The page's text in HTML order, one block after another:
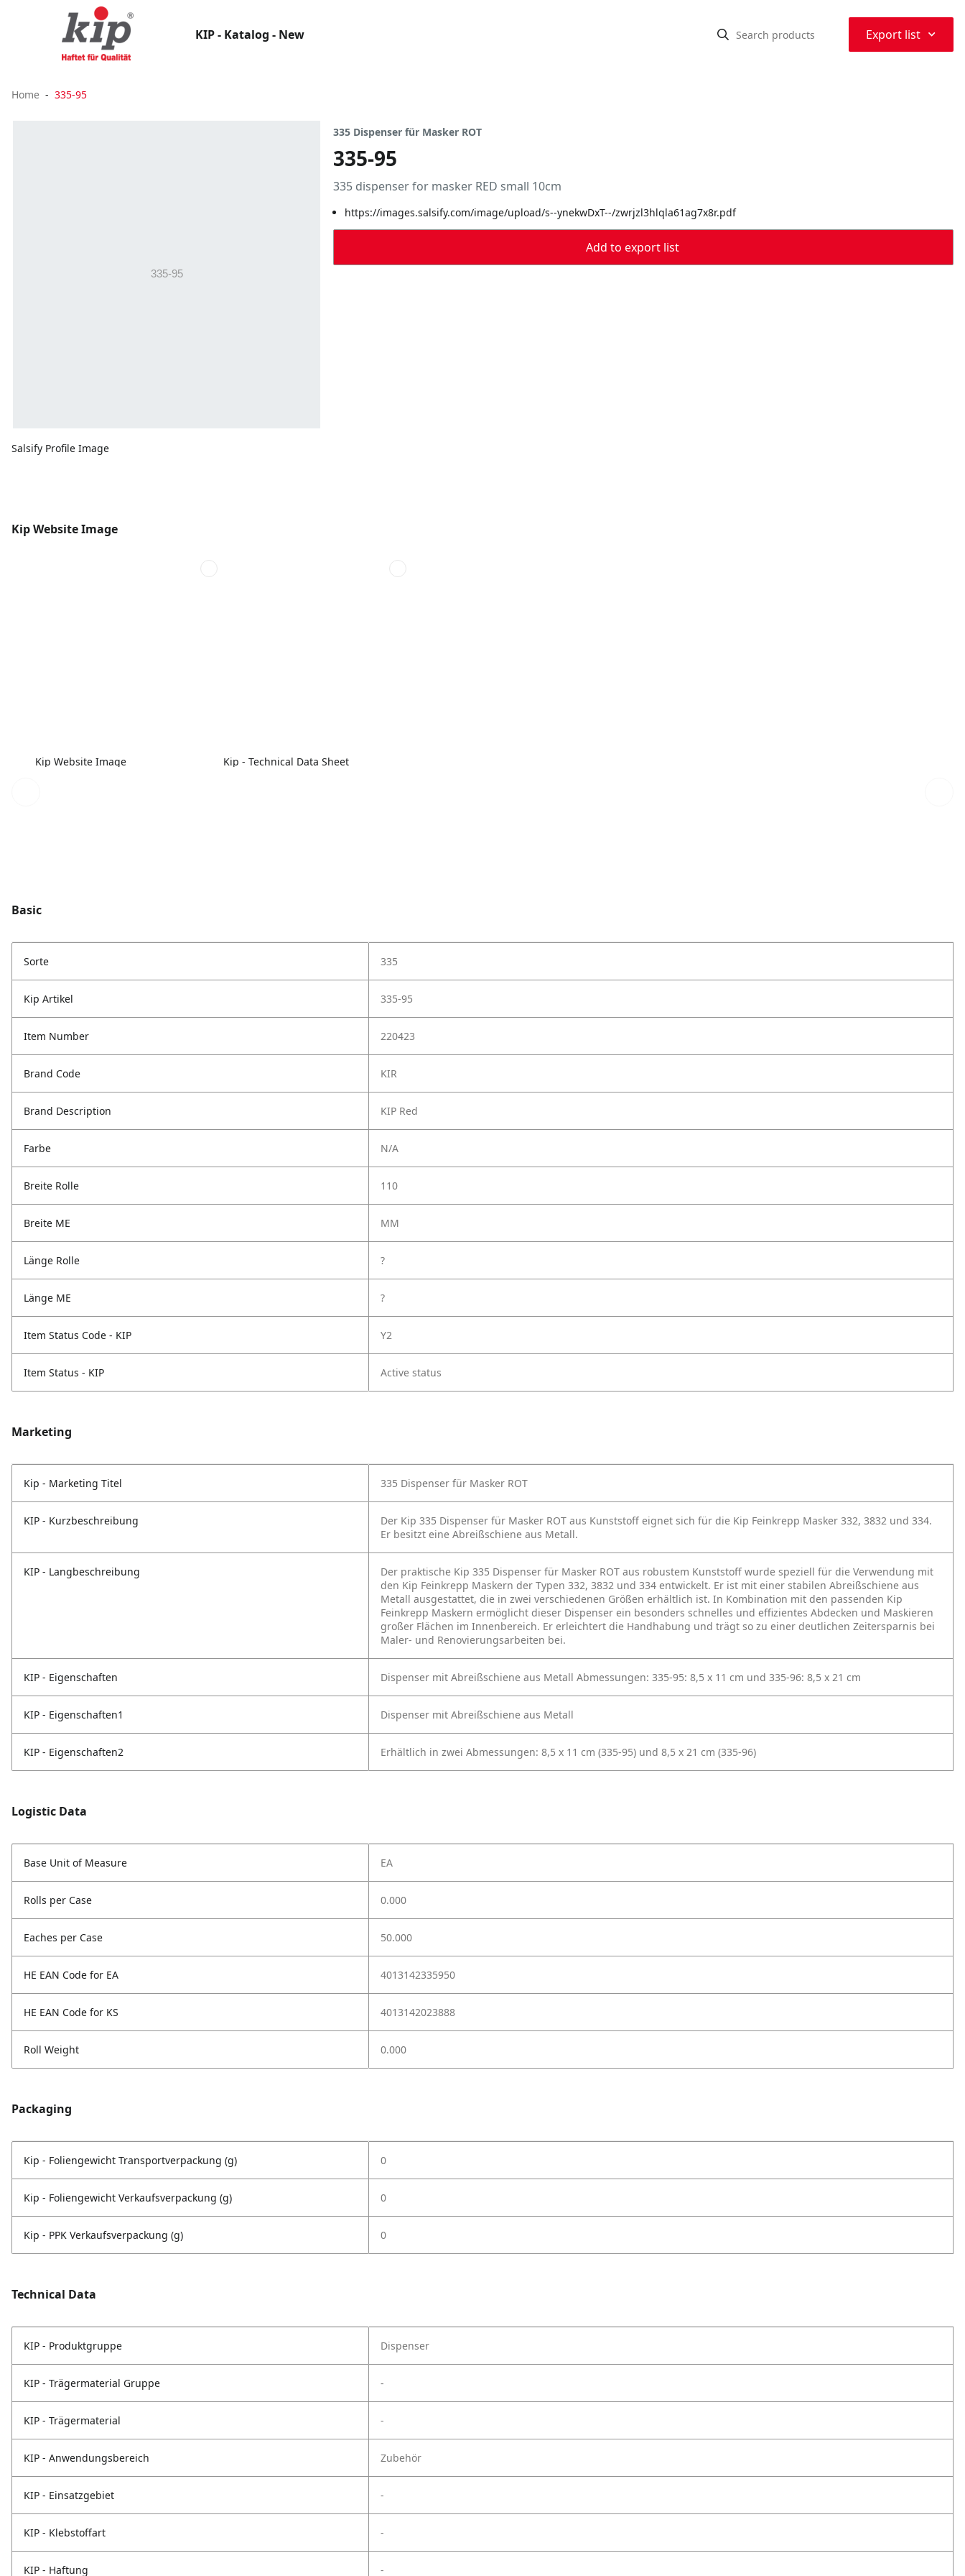
KIP - Katalog - New Export list ⌃
Home 335-95
Salsify Profile Image
335 Dispenser für Masker ROT
335-95
335 dispenser for masker RED small 10cm
https://images.salsify.com/image/upload/s--ynekwDxT--/zwrjzl3hlqla61ag7x8r.pdf
Add to export list
Kip Website Image
Kip Website Image Kip - Technical Data Sheet
Basic
Sorte 335
Kip Artikel 335-95
Item Number 220423
Brand Code KIR
Brand Description KIP Red
Farbe N/A
Breite Rolle 110
Breite ME MM
Länge Rolle ?
Länge ME ?
Item Status Code - KIP Y2
Item Status - KIP Active status
Marketing
Kip - Marketing Titel 335 Dispenser für Masker ROT
KIP - Kurzbeschreibung
Der Kip 335 Dispenser für Masker ROT aus Kunststoff eignet sich für die Kip Feinkrepp Masker 332, 3832 und 334.
Er besitzt eine Abreißschiene aus Metall.
KIP - Langbeschreibung
Der praktische Kip 335 Dispenser für Masker ROT aus robustem Kunststoff wurde speziell für die Verwendung mit
den Kip Feinkrepp Maskern der Typen 332, 3832 und 334 entwickelt. Er ist mit einer stabilen Abreißschiene aus
Metall ausgestattet, die in zwei verschiedenen Größen erhältlich ist. In Kombination mit den passenden Kip
Feinkrepp Maskern ermöglicht dieser Dispenser ein besonders schnelles und effizientes Abdecken und Maskieren
großer Flächen im Innenbereich. Er erleichtert die Handhabung und trägt so zu einer deutlichen Zeitersparnis bei
Maler- und Renovierungsarbeiten bei.
KIP - Eigenschaften Dispenser mit Abreißschiene aus Metall Abmessungen: 335-95: 8,5 x 11 cm und 335-96: 8,5 x 21 cm
KIP - Eigenschaften1 Dispenser mit Abreißschiene aus Metall
KIP - Eigenschaften2 Erhältlich in zwei Abmessungen: 8,5 x 11 cm (335-95) und 8,5 x 21 cm (335-96)
Logistic Data
Base Unit of Measure EA
Rolls per Case 0.000
Eaches per Case 50.000
HE EAN Code for EA 4013142335950
HE EAN Code for KS 4013142023888
Roll Weight 0.000
Packaging
Kip - Foliengewicht Transportverpackung (g) 0
Kip - Foliengewicht Verkaufsverpackung (g) 0
Kip - PPK Verkaufsverpackung (g) 0
Technical Data
KIP - Produktgruppe Dispenser
KIP - Trägermaterial Gruppe -
KIP - Trägermaterial -
KIP - Anwendungsbereich Zubehör
KIP - Einsatzgebiet -
KIP - Klebstoffart -
KIP - Haftung -